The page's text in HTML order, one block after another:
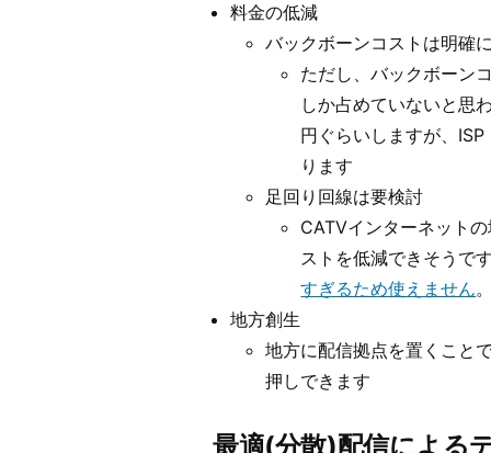
料金の低減
バックボーンコストは明確
ただし、バックボーン
しか占めていないと思
円ぐらいしますが、
ります
足回り回線は要検討
CATVインターネット
ストを低減できそうで
すぎるため使えません
地方創生
地方に配信拠点を置くこと
押しできます
最適(分散)配信による